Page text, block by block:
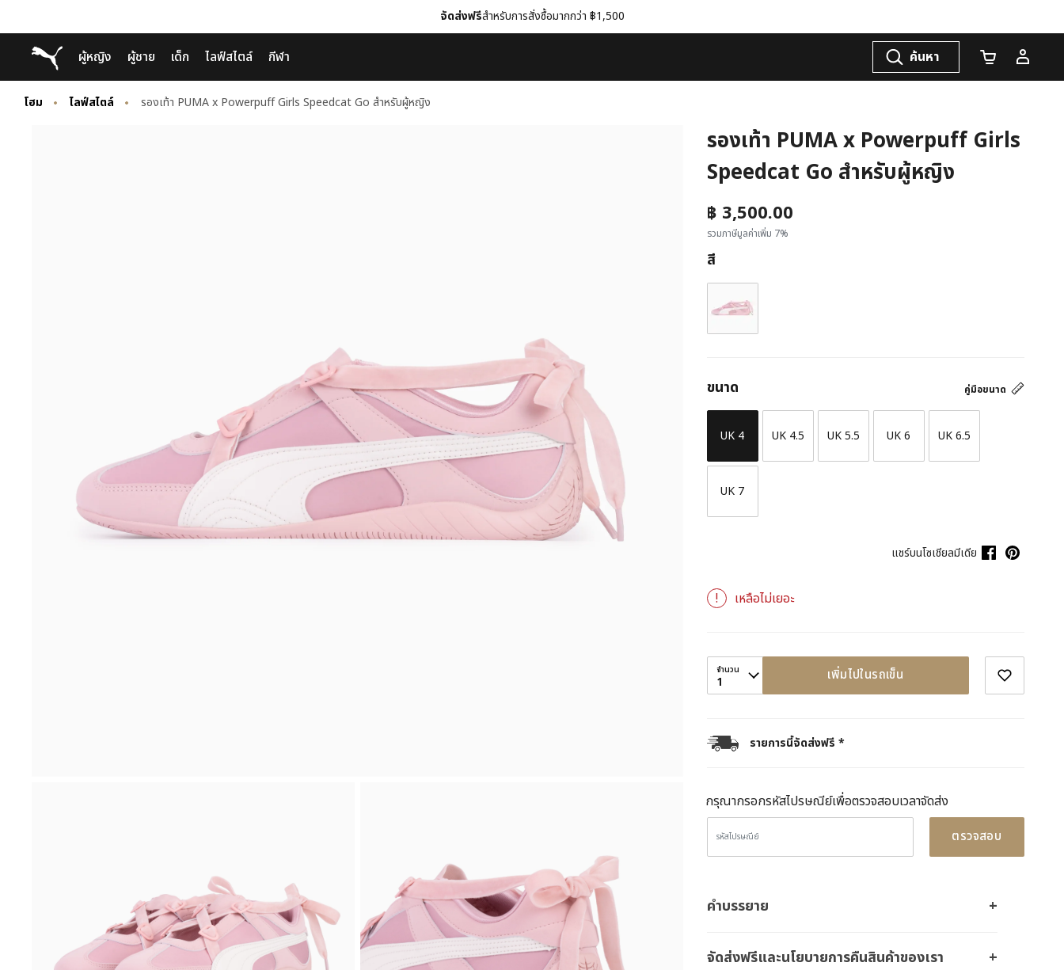
to
Main
content
to
Footer
Content
จัดส่งฟรีสำหรับการสั่งซื้อมากกว่า ฿1,500
Puma โฮม
ผู้หญิง ผู้ชาย เด็ก ไลฟ์สไตล์ กีฬา ค้นหา จำนวนรถเข็น
โฮม ไลฟ์สไตล์ รองเท้า PUMA x Powerpuff Girls Speedcat Go สำหรับผู้หญิง
รองเท้า PUMA x Powerpuff Girls
Speedcat Go สำหรับผู้หญิง
฿ 3,500.00
รวมภาษีมูลค่าเพิ่ม 7%
สี
คู่มือขนาด
ขนาด
UK 4 UK 4.5 UK 5.5 UK 6 UK 6.5
UK 7
แชร์บนโซเชียลมีเดีย
เหลือไม่เยอะ
จำนวน
1 เพิ่มไปในรถเข็น
รายการนี้จัดส่งฟรี *
กรุณากรอกรหัสไปรษณีย์เพื่อตรวจสอบเวลาจัดส่ง
ตรวจสอบ
คำบรรยาย
จัดส่งฟรีและนโยบายการคืนสินค้าของเรา